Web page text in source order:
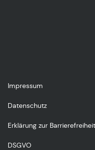
Impressum
Datenschutz
Erklärung zur Barrierefreiheit
DSGVO